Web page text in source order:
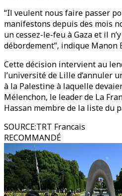
“Il veulent nous faire passer
manifestons depuis des mois
un cessez-le-feu à Gaza et il
débordement”, indique Manon
Cette décision intervient au
l’université de Lille d’annuler
à la Palestine à laquelle
Mélenchon, le leader de La
Hassan membre de la liste du
SOURCE:TRT Francais
RECOMMANDÉ